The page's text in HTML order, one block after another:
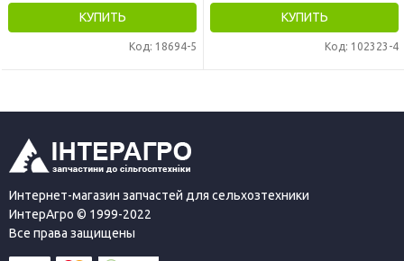
КУПИТЬ
Код: 18694-5
КУПИТЬ
Код: 102323-4
Интернет-магазин запчастей для сельхозтехники
ИнтерАгро © 1999-2022
Все права защищены